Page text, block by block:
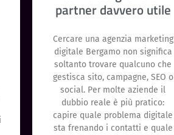
partner davvero utile
Cercare una agenzia marketing
digitale Bergamo non significa
soltanto trovare qualcuno che
gestisca sito, campagne, SEO o
social. Per molte aziende il
dubbio reale è più pratico:
capire quale problema digitale
sta frenando i contatti e quale